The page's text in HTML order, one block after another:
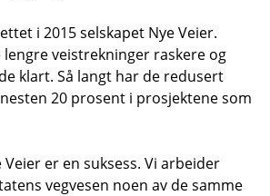
i 2015 selskapet Nye Veier.
lengre veistrekninger raskere og
klart. Så langt har de redusert
20 prosent i prosjektene som
er en suksess. Vi arbeider
vegvesen noen av de samme